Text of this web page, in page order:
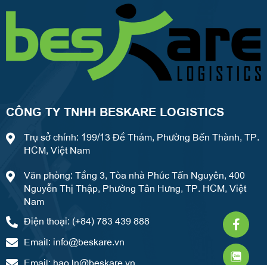
f
CÔNG TY TNHH BESKARE LOGISTICS
Trụ sở chính: 199/13 Đề Thám, Phường Bến Thành, TP.
HCM, Việt Nam
Văn phòng: Tầng 3, Tòa nhà Phúc Tấn Nguyên, 400
Nguyễn Thị Thập, Phường Tân Hưng, TP. HCM, Việt
Nam
Điện thoại: (+84) 783 439 888
Email: info@beskare.vn
Email: hao.ln@beskare.vn